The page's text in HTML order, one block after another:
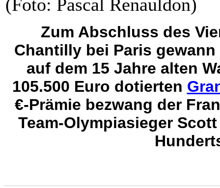
(Foto: Pascal Renauldon)
Zum Abschluss des
Chantilly bei Paris
auf dem 15 Jahre alten
105.500 Euro dotierten
€-Prämie bezwang der
Team-Olympiasieger